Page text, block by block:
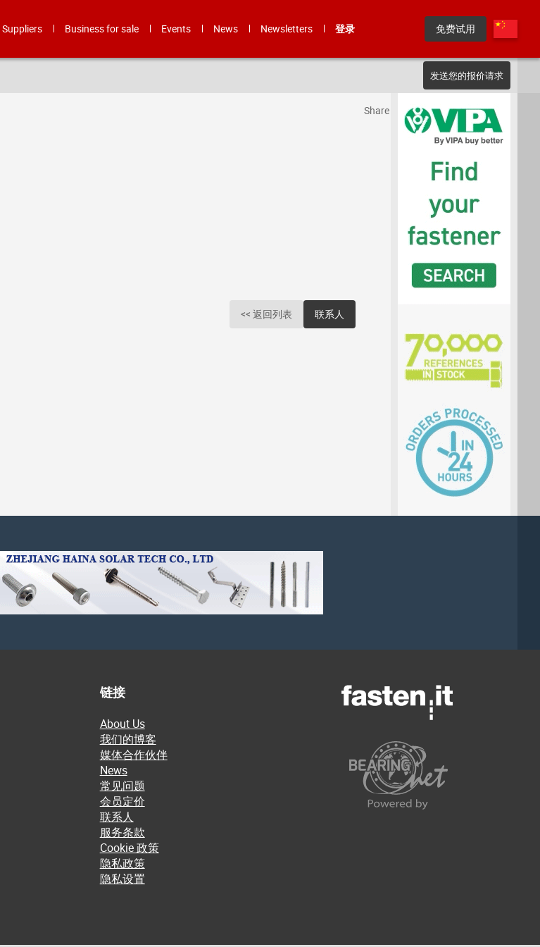
Suppliers Business for sale Events News Newsletters 登录 免费试用
发送您的报价请求
<< 返回列表 联系人
Share
链接
About Us
我们的博客
媒体合作伙伴
News
常见问题
会员定价
联系人
服务条款
Cookie 政策
隐私政策
隐私设置